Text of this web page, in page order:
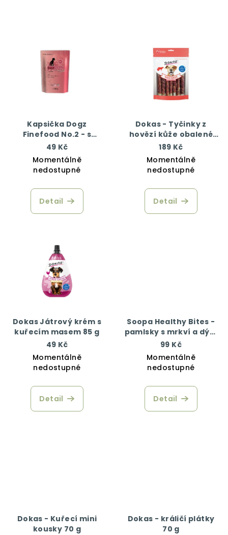
Kapsička Dogz
Finefood No.2 - s
hovězím masem 100 g
49 Kč
Momentálně
nedostupné
Detail
Dokas - Tyčinky z
hovězí kůže obalené
kachním 200 g
189 Kč
Momentálně
nedostupné
Detail
Dokas Játrový krém s
kuřecím masem 85 g
49 Kč
Momentálně
nedostupné
Detail
Soopa Healthy Bites -
pamlsky s mrkví a dýní
50 g
99 Kč
Momentálně
nedostupné
Detail
Dokas - Kuřecí mini
kousky 70 g
Dokas - králičí plátky
70 g